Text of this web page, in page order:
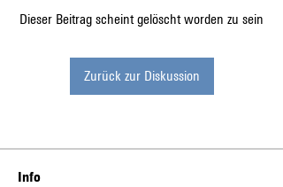
Dieser Beitrag scheint gelöscht worden zu sein
Zurück zur Diskussion
Info